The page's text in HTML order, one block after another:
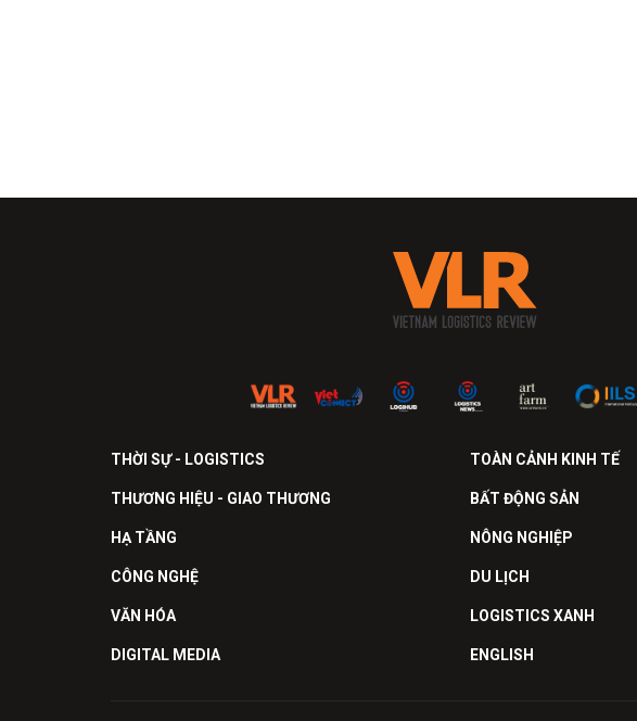
THỜI SỰ - LOGISTICS TOÀN CẢNH KINH TẾ
THƯƠNG HIỆU - GIAO THƯƠNG BẤT ĐỘNG SẢN
HẠ TẦNG NÔNG NGHIỆP
CÔNG NGHỆ DU LỊCH
VĂN HÓA LOGISTICS XANH
DIGITAL MEDIA ENGLISH